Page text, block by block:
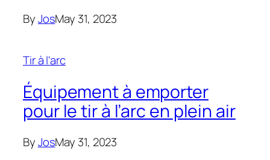
ByJosMay 31, 2023
Tir à l'arc
Équipement à emporter
pour le tir à l’arc en plein air
ByJosMay 31, 2023